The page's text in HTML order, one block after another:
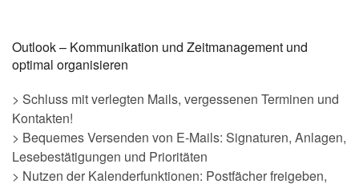
Outlook – Kommunikation und Zeitmanagement und
optimal organisieren
> Schluss mit verlegten Mails, vergessenen Terminen und
Kontakten!
> Bequemes Versenden von E-Mails: Signaturen, Anlagen,
Lesebestätigungen und Prioritäten
> Nutzen der Kalenderfunktionen: Postfächer freigeben,